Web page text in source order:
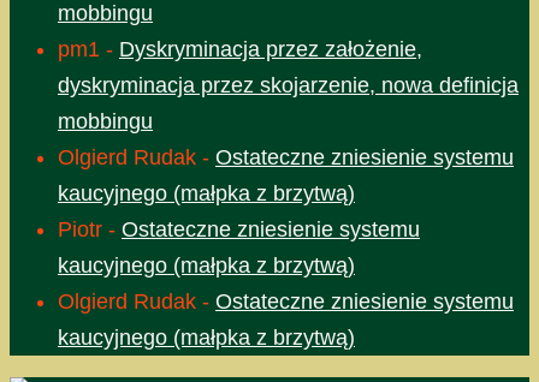
mobbingu
pm1 - Dyskryminacja przez założenie,
dyskryminacja przez skojarzenie, nowa definicja
mobbingu
Olgierd Rudak - Ostateczne zniesienie systemu
kaucyjnego (małpka z brzytwą)
Piotr - Ostateczne zniesienie systemu
kaucyjnego (małpka z brzytwą)
Olgierd Rudak - Ostateczne zniesienie systemu
kaucyjnego (małpka z brzytwą)